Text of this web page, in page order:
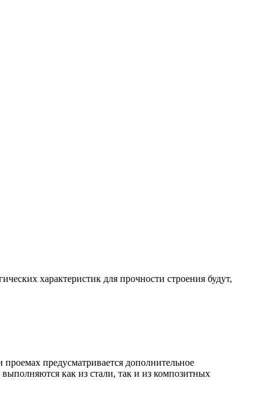
характеристик для прочности строения будут,
предусматривается дополнительное
как из стали, так и из композитных